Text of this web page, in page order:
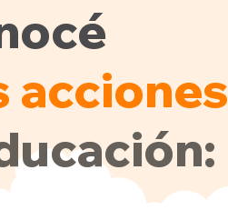
acciones